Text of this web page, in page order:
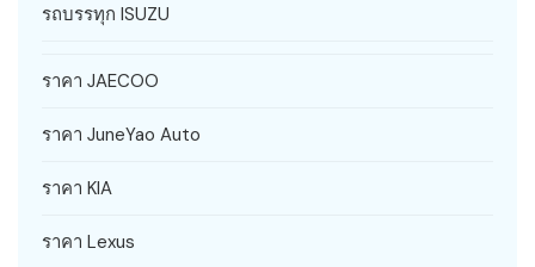
รถบรรทุก ISUZU
ราคา JAECOO
ราคา JuneYao Auto
ราคา KIA
ราคา Lexus